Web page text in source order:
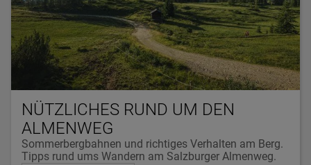
NÜTZLICHES RUND UM DEN
ALMENWEG
Sommerbergbahnen und richtiges Verhalten am Berg.
Tipps rund ums Wandern am Salzburger Almenweg.